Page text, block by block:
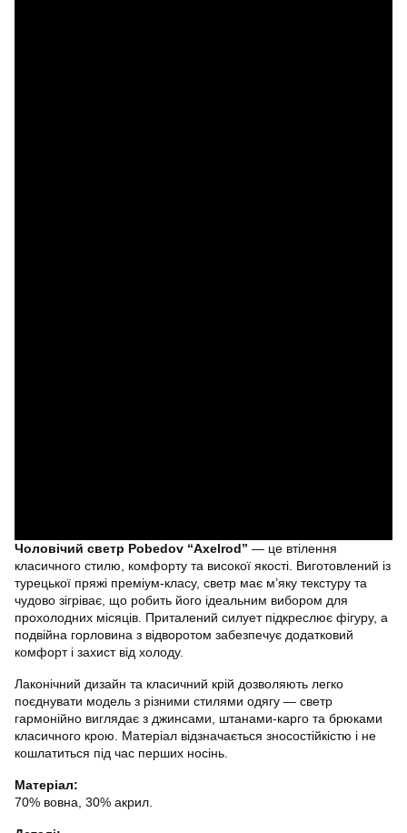
Чоловічий светр Pobedov “Axelrod” — це втілення
класичного стилю, комфорту та високої якості. Виготовлений із
турецької пряжі преміум-класу, светр має м’яку текстуру та
чудово зігріває, що робить його ідеальним вибором для
прохолодних місяців. Приталений силует підкреслює фігуру, а
подвійна горловина з відворотом забезпечує додатковий
комфорт і захист від холоду.
Лаконічний дизайн та класичний крій дозволяють легко
поєднувати модель з різними стилями одягу — светр
гармонійно виглядає з джинсами, штанами-карго та брюками
класичного крою. Матеріал відзначається зносостійкістю і не
кошлатиться під час перших носінь.
Матеріал:
70% вовна, 30% акрил.